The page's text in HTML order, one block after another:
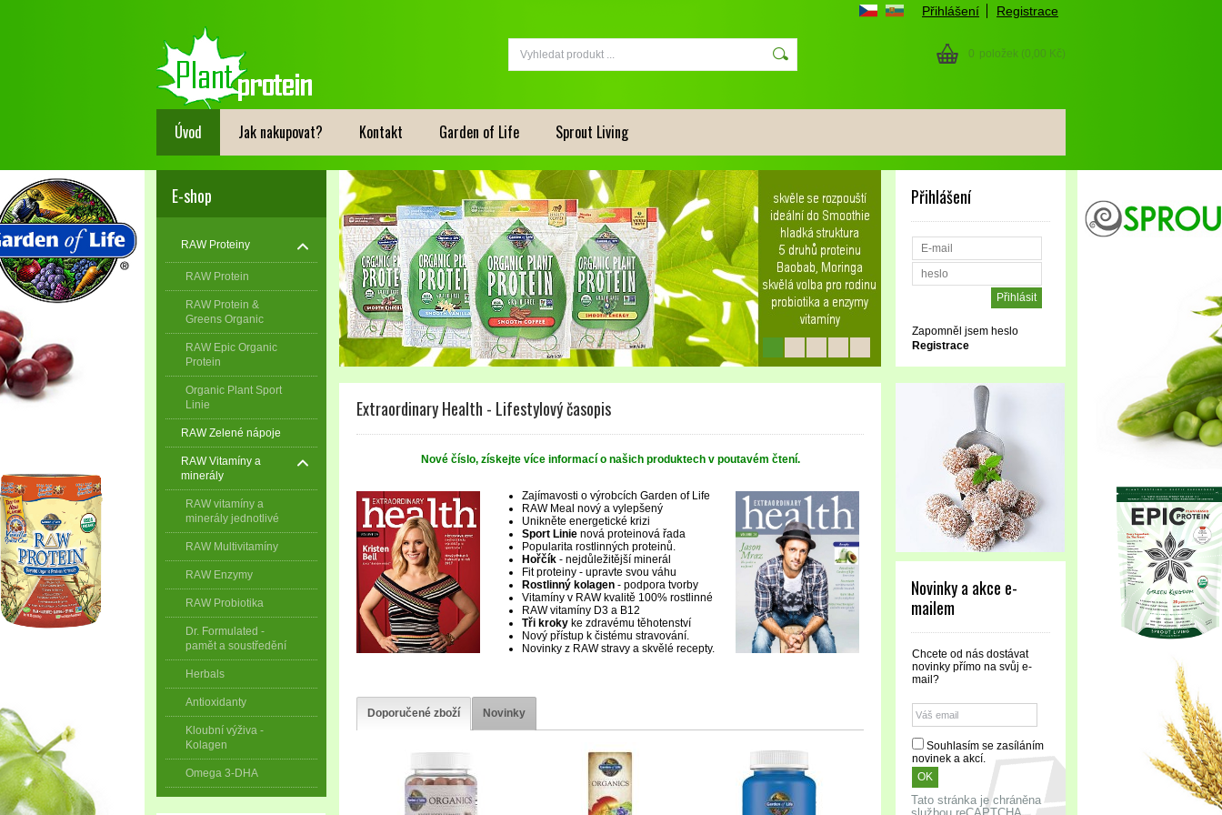
Přihlášení Registrace
0 položek (0,00 Kč)
Úvod Jak nakupovat? Kontakt Garden of Life Sprout Living
E-shop
RAW Proteiny
RAW Protein
RAW Protein &
Greens Organic
RAW Epic Organic
Protein
Organic Plant Sport
Linie
RAW Zelené nápoje
RAW Vitamíny a
minerály
RAW vitamíny a
minerály jednotlivé
RAW Multivitamíny
RAW Enzymy
RAW Probiotika
Dr. Formulated -
pamět a soustředění
Herbals
Antioxidanty
Kloubní výživa -
Kolagen
Omega 3-DHA
Extraordinary Health - Lifestylový časopis
Nové číslo, získejte více informací o našich produktech v poutavém čtení.
Zajímavosti o výrobcích Garden of Life
RAW Meal nový a vylepšený
Unikněte energetické krizi
Sport Linie nová proteinová řada
Popularita rostlinných proteinů.
Hořčík - nejdůležitější minerál
Fit proteiny - upravte svou váhu
Rostlinný kolagen - podpora tvorby
Vitamíny v RAW kvalitě 100% rostlinné
RAW vitamíny D3 a B12
Tři kroky ke zdravému těhotenství
Nový přístup k čistému stravování.
Novinky z RAW stravy a skvělé recepty.
Doporučené zboží Novinky
Přihlášení
Zapomněl jsem heslo
Registrace
Novinky a akce e-
mailem
Chcete od nás dostávat
novinky přímo na svůj e-
mail?
Souhlasím se zasíláním
novinek a akcí.
Tato stránka je chráněna